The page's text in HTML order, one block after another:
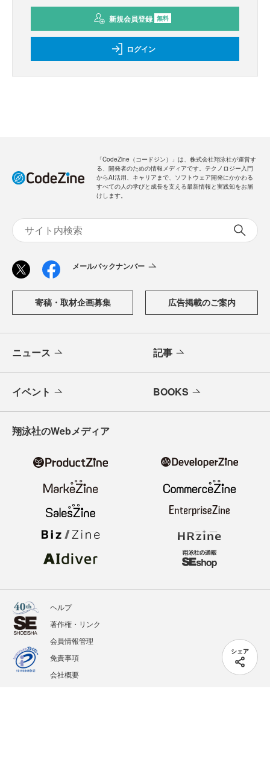
シェア
新規会員登録 無料
ログイン
「CodeZine（コードジン）」は、株式会社翔泳社が運営す
る、開発者のための情報メディアです。テクノロジー入門
からAI活用、キャリアまで、ソフトウェア開発にかかわる
すべての人の学びと成長を支える最新情報と実践知をお届
けします。
メールバックナンバー
寄稿・取材企画募集 広告掲載のご案内
ニュース 記事
イベント BOOKS
翔泳社のWebメディア
ヘルプ
著作権・リンク
会員情報管理
免責事項
会社概要